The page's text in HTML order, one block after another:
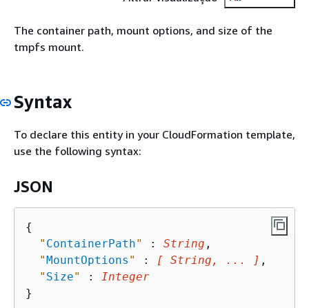
The container path, mount options, and size of the
tmpfs mount.
Syntax
To declare this entity in your CloudFormation template,
use the following syntax:
JSON
{
" ContainerPath" : String ,
"MountOptions " : [ String, ... ] ,
" Size" :
Integer